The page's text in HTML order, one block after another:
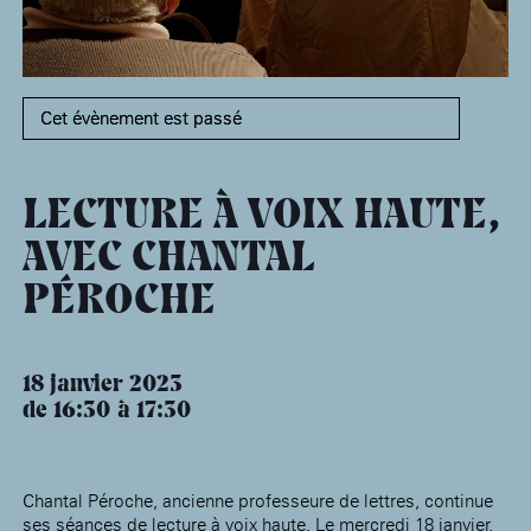
Cet évènement est passé
LECTURE À VOIX HAUTE,
AVEC CHANTAL
PÉROCHE
18 janvier 2023
de 16:30
17:30
Chantal Péroche, ancienne professeure de lettres, continue
ses séances de lecture à voix haute. Le mercredi 18 janvier,
âge, à laMaison nationale
des artistes (EHPAD) Accueil
Rotonde Balzac de l’Hôtel
Salomon de Rothschild
Jardin public de l’Hôtel
Salomon de Rothschild